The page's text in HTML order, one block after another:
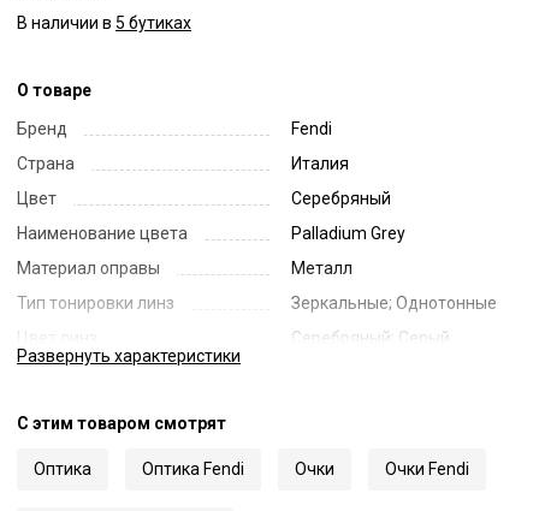
В наличии в 5 бутиках
О товаре
Бренд
Fendi
Страна
Италия
Цвет
Серебряный
Наименование цвета
Palladium Grey
Материал оправы
Металл
Тип тонировки линз
Зеркальные; Однотонные
Цвет линз
Серебряный; Серый
Длина заушника
135
Развернуть характеристики
С этим товаром смотрят
Оптика Оптика Fendi Очки Очки Fendi